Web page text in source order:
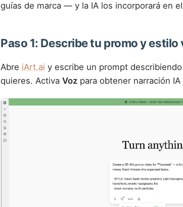
guías de marca — y la IA los incorporará en
Paso 1: Describe tu promo y estilo
Abre iArt.ai y escribe un prompt
quieres. Activa Voz para obtener narración